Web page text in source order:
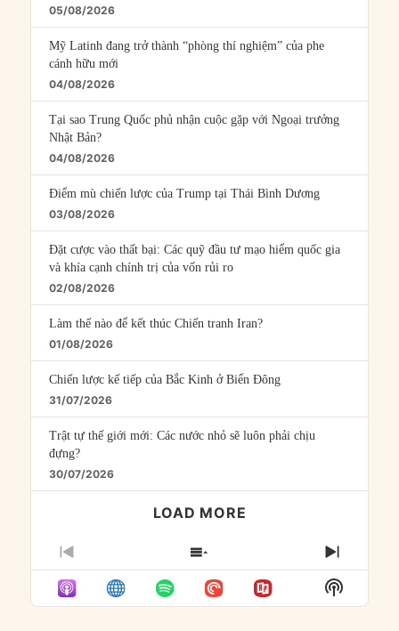
05/08/2026
Mỹ Latinh đang trở thành “phòng thí nghiệm” của phe
cánh hữu mới
04/08/2026
Tại sao Trung Quốc phủ nhận cuộc gặp với Ngoại trưởng
Nhật Bản?
04/08/2026
Điểm mù chiến lược của Trump tại Thái Bình Dương
03/08/2026
Đặt cược vào thất bại: Các quỹ đầu tư mạo hiểm quốc gia
và khía cạnh chính trị của vốn rủi ro
02/08/2026
Làm thế nào để kết thúc Chiến tranh Iran?
01/08/2026
Chiến lược kế tiếp của Bắc Kinh ở Biển Đông
31/07/2026
Trật tự thế giới mới: Các nước nhỏ sẽ luôn phải chịu
đựng?
30/07/2026
LOAD MORE
PREVIOUS
EPISODE
SHOW
EPISODES
LIST
NEXT
Show
Podcast